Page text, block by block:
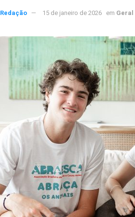
Redação 15 de janeiro de 2026 em Geral